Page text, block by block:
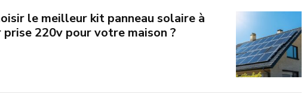
le meilleur kit panneau solaire à
prise 220v pour votre maison ?